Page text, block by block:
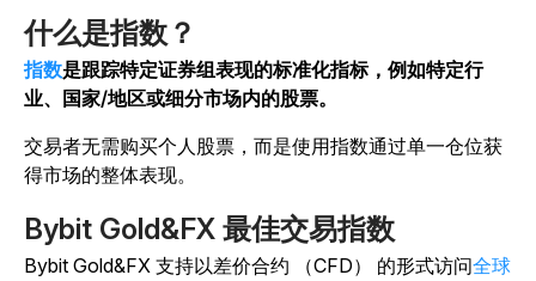
什么是指数？
指数是跟踪特定证券组表现的标准化指标，例如特定行
业、国家/地区或细分市场内的股票。
交易者无需购买个人股票，而是使用指数通过单一仓位获
得市场的整体表现。
Bybit Gold&FX 最佳交易指数
Bybit Gold&FX 支持以差价合约 （CFD） 的形式访问全球